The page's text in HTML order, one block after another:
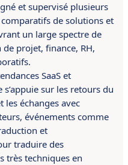
et supervisé plusieurs
de solutions et
un large spectre de
projet, finance, RH,
SaaS et
s’appuie sur les retours du
les échanges avec
événements comme
et
traduire des
très techniques en